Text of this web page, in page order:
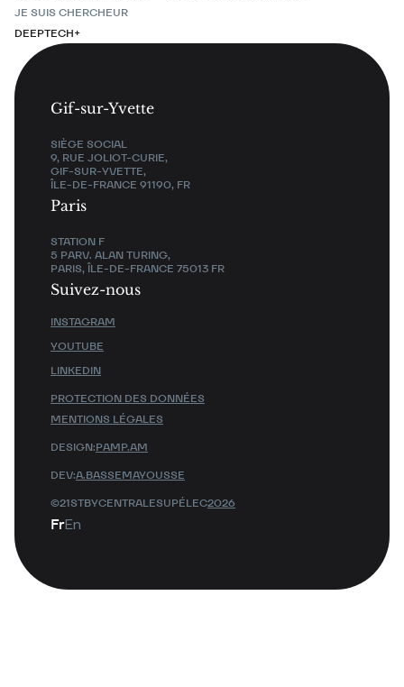
JE SUIS CHERCHEUR
DEEPTECH+
Gif-sur-Yvette
SIÈGE SOCIAL
9, RUE JOLIOT-CURIE,
GIF-SUR-YVETTE,
ÎLE-DE-FRANCE 91190, FR
Paris
STATION F
5 PARV. ALAN TURING,
PARIS, ÎLE-DE-FRANCE 75013 FR
Suivez-nous
INSTAGRAM
YOUTUBE
LINKEDIN
FrEn
©21STBYCENTRALESUPÉLEC2026
DESIGN:PAMP.AM
DEV:A.BASSEMAYOUSSE
PROTECTION DES DONNÉES
MENTIONS LÉGALES